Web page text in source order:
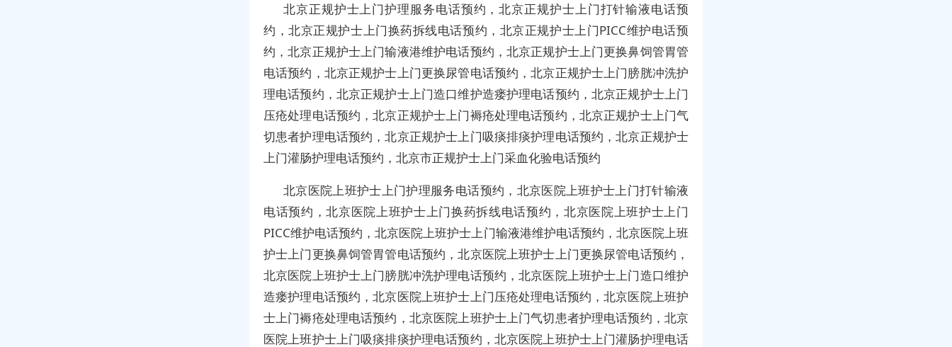
北京正规护士上门护理服务电话预约，北京正规护士上门打针输液电话预
约，北京正规护士上门换药拆线电话预约，北京正规护士上门PICC维护电话预
约，北京正规护士上门输液港维护电话预约，北京正规护士上门更换鼻饲管胃管
电话预约，北京正规护士上门更换尿管电话预约，北京正规护士上门膀胱冲洗护
理电话预约，北京正规护士上门造口维护造瘘护理电话预约，北京正规护士上门
压疮处理电话预约，北京正规护士上门褥疮处理电话预约，北京正规护士上门气
切患者护理电话预约，北京正规护士上门吸痰排痰护理电话预约，北京正规护士
上门灌肠护理电话预约，北京市正规护士上门采血化验电话预约
北京医院上班护士上门护理服务电话预约，北京医院上班护士上门打针输液
电话预约，北京医院上班护士上门换药拆线电话预约，北京医院上班护士上门
PICC维护电话预约，北京医院上班护士上门输液港维护电话预约，北京医院上班
护士上门更换鼻饲管胃管电话预约，北京医院上班护士上门更换尿管电话预约，
北京医院上班护士上门膀胱冲洗护理电话预约，北京医院上班护士上门造口维护
造瘘护理电话预约，北京医院上班护士上门压疮处理电话预约，北京医院上班护
士上门褥疮处理电话预约，北京医院上班护士上门气切患者护理电话预约，北京
医院上班护士上门吸痰排痰护理电话预约，北京医院上班护士上门灌肠护理电话